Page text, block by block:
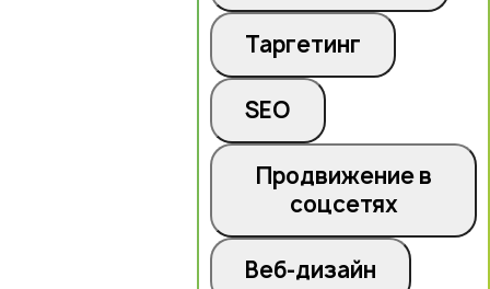
Таргетинг
SEO
Продвижение в
соцсетях
Веб-дизайн